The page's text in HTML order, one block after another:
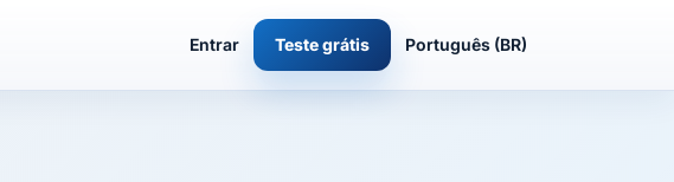
Entrar Teste grátis Português (BR)